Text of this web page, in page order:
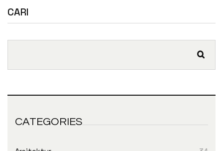
CARI
CATEGORIES